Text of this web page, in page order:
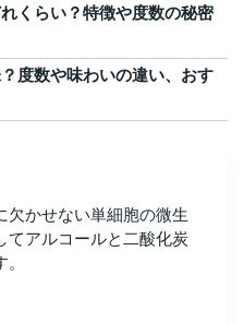
くらい？特徴や度数の秘密
度数や味わいの違い、おす
欠かせない単細胞の微生
てアルコールと二酸化炭